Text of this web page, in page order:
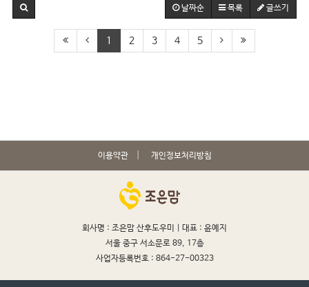
날짜순 목록 글쓰기
1 2 3 4 5
이용약관 개인정보처리방침
회사명 : 조은맘 산후도우미 | 대표 : 윤예지
서울 중구 서소문로 89, 17층
사업자등록번호 : 864-27-00323